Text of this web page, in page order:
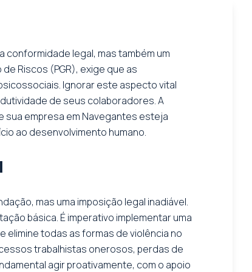
conformidade legal, mas também um
Riscos (PGR), exige que as
Ignorar este aspecto vital
de seus colaboradores. A
sua empresa em Navegantes esteja
ao desenvolvimento humano.
mas uma imposição legal inadiável.
básica. É imperativo implementar uma
elimine todas as formas de violência no
trabalhistas onerosos, perdas de
agir proativamente, com o apoio